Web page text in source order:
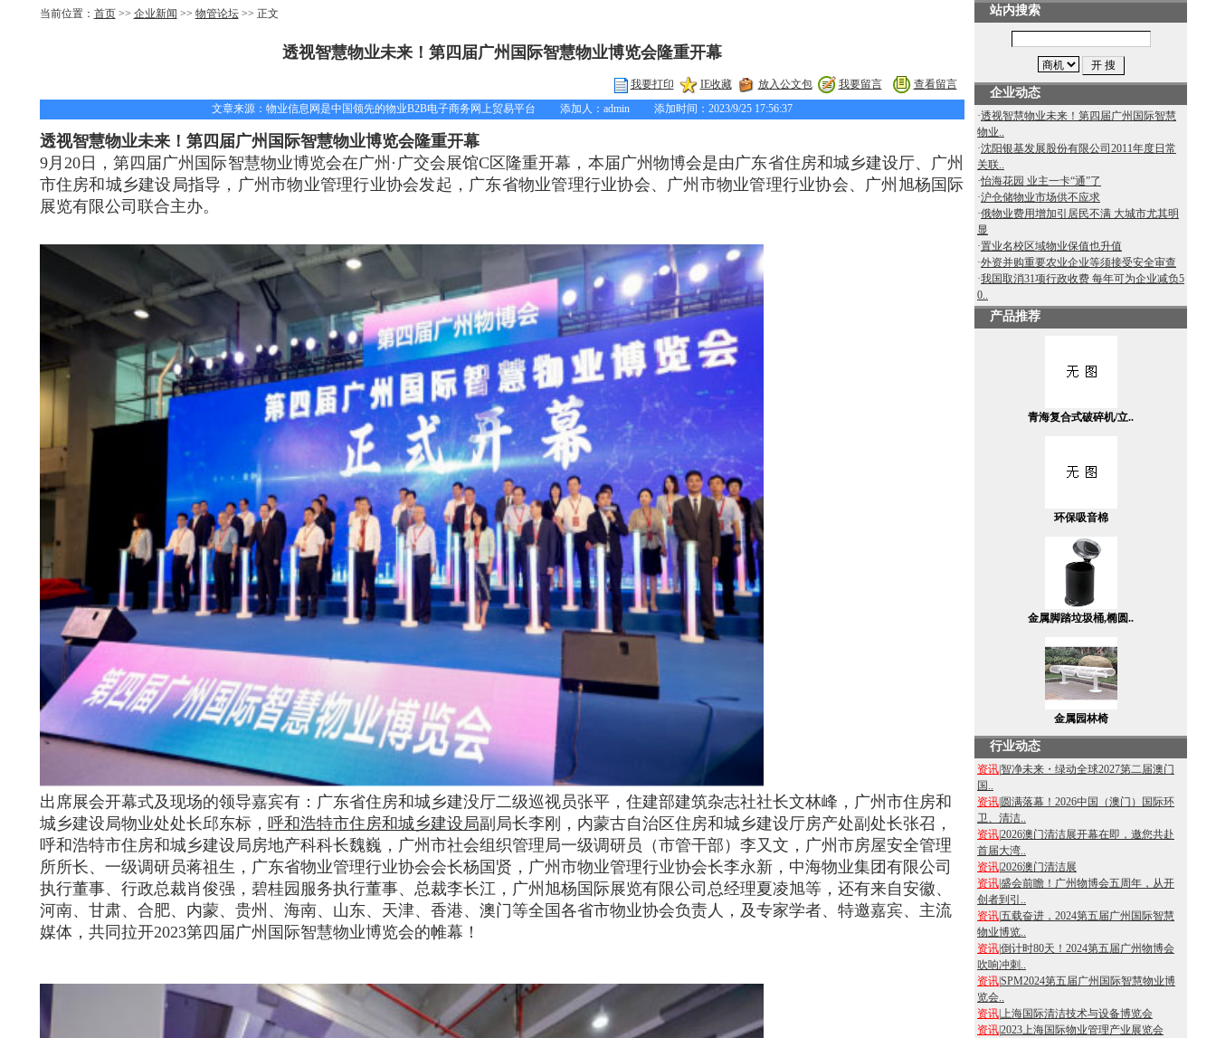
当前位置： 首页>> 企业新闻 >> 物管论坛>> 正文
透视智慧物业未来！第四届广州国际智慧物业博览会隆重开幕
我要打印 IE收藏 放入公文包 我要留言
查看留言
文章来源：物业信息网是中国领先的物业B2B电子商务网上贸易平台 添加人：admin 添加时间：2023/9/25 17:56:37
透视智慧物业未来！第四届广州国际智慧物业博览会隆重开幕
9月20日，第四届广州国际智慧物业博览会在广州·广交会展馆C区隆重开幕，本届广州物博会是由广东省住房和城乡建设厅、广州
市住房和城乡建设局指导，广州市物业管理行业协会发起，广东省物业管理行业协会、广州市物业管理行业协会、广州旭杨国际
展览有限公司联合主办。
出席展会开幕式及现场的领导嘉宾有：广东省住房和城乡建没厅二级巡视员张平，住建部建筑杂志社社长文林峰，广州市住房和
城乡建设局物业处处长邱东标， 呼和浩特市住房和城乡建设局副局长李刚，内蒙古自治区住房和城乡建设厅房产处副处长张召，
呼和浩特市住房和城乡建设局房地产科科长魏巍，广州市社会组织管理局一级调研员（市管干部）李又文，广州市房屋安全管理
所所长、一级调研员蒋祖生，广东省物业管理行业协会会长杨国贤，广州市物业管理行业协会长李永新，中海物业集团有限公司
执行董事、行政总裁肖俊强，碧桂园服务执行董事、总裁李长江，广州旭杨国际展览有限公司总经理夏凌旭等，还有来自安徽、
河南、甘肃、合肥、内蒙、贵州、海南、山东、天津、香港、澳门等全国各省市物业协会负责人，及专家学者、特邀嘉宾、主流
媒体，共同拉开2023第四届广州国际智慧物业博览会的帷幕！
站内搜索
企业动态
·透视智慧物业未来！第四届广州国际智慧
物业..
·沈阳银基发展股份有限公司2011年度日常
关联..
·怡海花园 业主一卡“通”了
·沪仓储物业市场供不应求
·俄物业费用增加引居民不满 大城市尤其明
显
·置业名校区域物业保值也升值
·外资并购重要农业企业等须接受安全审查
·我国取消31项行政收费 每年可为企业减负5
0..
产品推荐
青海复合式破碎机/立..
环保吸音棉
金属脚踏垃圾桶,椭圆..
金属园林椅
行业动态
资讯智净未来・绿动全球2027第二届澳门
国..
资讯 圆满落幕！2026中国（澳门）国际环
卫、清洁..
资讯2026澳门清洁展开幕在即，邀您共赴
首届大湾..
资讯2026澳门清洁展
资讯盛会前瞻！广州物博会五周年，从开
创者到引..
资讯五载奋进，2024第五届广州国际智慧
物业博览..
资讯倒计时80天！2024第五届广州物博会
吹响冲刺..
资讯SPM2024第五届广州国际智慧物业博
览会..
资讯上海国际清洁技术与设备博览会
资讯2023上海国际物业管理产业展览会